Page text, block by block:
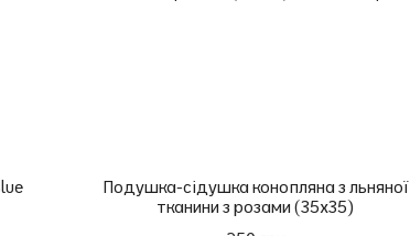
Подушка-сідушка конопляна з льняної
тканини з розами (35х35)